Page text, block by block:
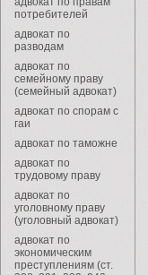
потребителей
адвокат по
разводам
адвокат по
семейному праву
(семейный адвокат)
адвокат по спорам с
гаи
адвокат по таможне
адвокат по
трудовому праву
адвокат по
уголовному праву
(уголовный адвокат)
адвокат по
экономическим
преступлениям (ст.